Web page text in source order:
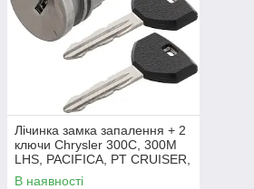
Лічинка замка запалення + 2
ключи Chrysler 300C, 300M
LHS, PACIFICA, PT CRUISER,
SEBRING 5003843AB
В наявності